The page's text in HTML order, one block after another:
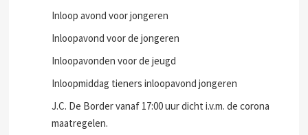
Inloop avond voor jongeren
Inloopavond voor de jongeren
Inloopavonden voor de jeugd
Inloopmiddag tieners inloopavond jongeren
J.C. De Border vanaf 17:00 uur dicht i.v.m. de corona
maatregelen.